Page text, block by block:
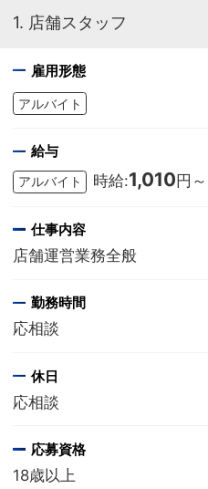
1. 店舗スタッフ
雇用形態
アルバイト
給与
アルバイト 時給:1,010 円～
仕事内容
店舗運営業務全般
勤務時間
応相談
休日
応相談
応募資格
18歳以上